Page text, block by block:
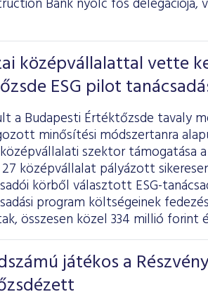
Bank nyolc fős
középvállalattal vette
ESG pilot
a Budapesti Értéktőzsde tavaly
minősítési módszertanra
szektor
középvállalat pályázott
körből választott ESG-
program költségeinek
összesen közel 334 millió forint
játékos a